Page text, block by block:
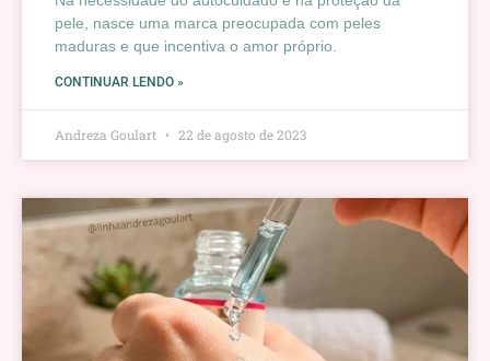
pele, nasce uma marca preocupada com peles
maduras e que incentiva o amor próprio.
CONTINUAR LENDO »
Andreza Goulart 22 de agosto de 2023